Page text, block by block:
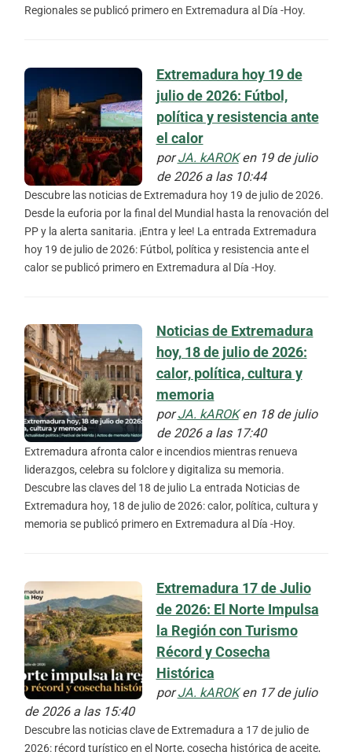
Regionales se publicó primero en Extremadura al Día -Hoy.
Extremadura hoy 19 de
julio de 2026: Fútbol,
política y resistencia ante
el calor
porJA. kAROKen 19 de julio
de 2026 a las 10:44
Descubre las noticias de Extremadura hoy 19 de julio de 2026.
Desde la euforia por la final del Mundial hasta la renovación del
PP y la alerta sanitaria. ¡Entra y lee! La entrada Extremadura
hoy 19 de julio de 2026: Fútbol, política y resistencia ante el
calor se publicó primero en Extremadura al Día -Hoy.
Noticias de Extremadura
hoy, 18 de julio de 2026:
calor, política, cultura y
memoria
porJA. kAROKen 18 de julio
de 2026 a las 17:40
Extremadura afronta calor e incendios mientras renueva
liderazgos, celebra su folclore y digitaliza su memoria.
Descubre las claves del 18 de julio La entrada Noticias de
Extremadura hoy, 18 de julio de 2026: calor, política, cultura y
memoria se publicó primero en Extremadura al Día -Hoy.
Extremadura 17 de Julio
de 2026: El Norte Impulsa
la Región con Turismo
Récord y Cosecha
Histórica
porJA. kAROKen 17 de julio
de 2026 a las 15:40
Descubre las noticias clave de Extremadura a 17 de julio de
2026: récord turístico en el Norte, cosecha histórica de aceite,